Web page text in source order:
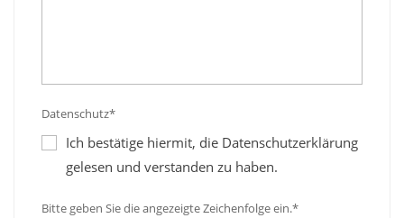
Datenschutz*
Ich bestätige hiermit, die Datenschutzerklärung
gelesen und verstanden zu haben.
Bitte geben Sie die angezeigte Zeichenfolge ein.*